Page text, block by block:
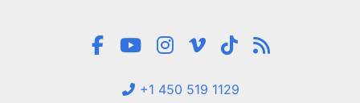
+1 450 519 1129